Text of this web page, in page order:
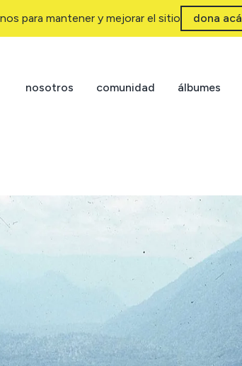
para mantener y mejorar el sitio dona acá
nosotros comunidad álbumes